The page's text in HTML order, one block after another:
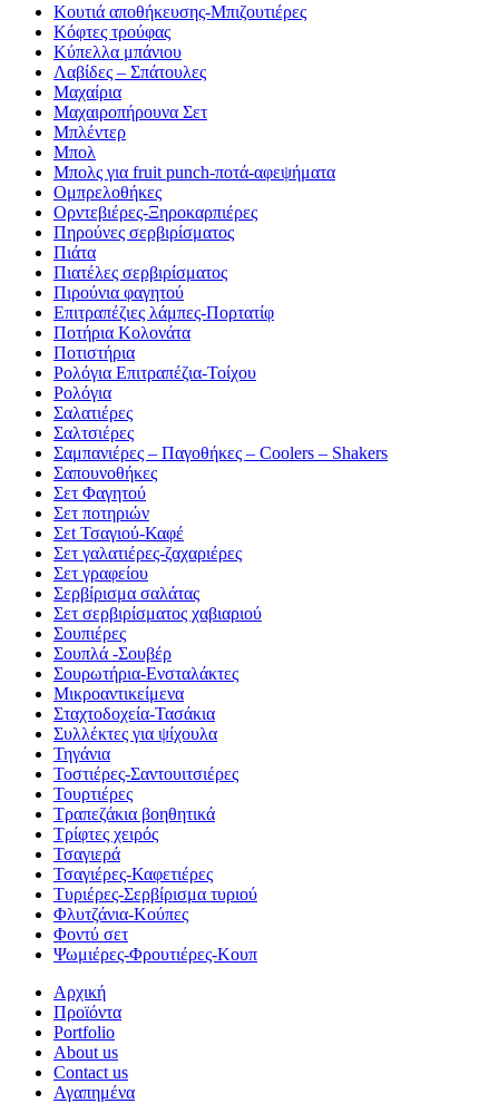
Κουτιά αποθήκευσης-Μπιζουτιέρες
Κόφτες τρούφας
Κύπελλα μπάνιου
Λαβίδες – Σπάτουλες
Μαχαίρια
Μαχαιροπήρουνα Σετ
Μπλέντερ
Μπολ
Μπολς για fruit punch-ποτά-αφεψήματα
Ομπρελοθήκες
Ορντεβιέρες-Ξηροκαρπιέρες
Πηρούνες σερβιρίσματος
Πιάτα
Πιατέλες σερβιρίσματος
Πιρούνια φαγητού
Επιτραπέζιες λάμπες-Πορτατίφ
Ποτήρια Κολονάτα
Ποτιστήρια
Ρολόγια Επιτραπέζια-Τοίχου
Ρολόγια
Σαλατιέρες
Σαλτσιέρες
Σαμπανιέρες – Παγοθήκες – Coolers – Shakers
Σαπουνοθήκες
Σετ Φαγητού
Σετ ποτηριών
Σεt Τσαγιού-Καφέ
Σετ γαλατιέρες-ζαχαριέρες
Σετ γραφείου
Σερβίρισμα σαλάτας
Σετ σερβιρίσματος χαβιαριού
Σουπιέρες
Σουπλά -Σουβέρ
Σουρωτήρια-Ενσταλάκτες
Μικροαντικείμενα
Σταχτοδοχεία-Τασάκια
Συλλέκτες για ψίχουλα
Τηγάνια
Τοστιέρες-Σαντουιτσιέρες
Τουρτιέρες
Τραπεζάκια βοηθητικά
Τρίφτες χειρός
Τσαγιερά
Τσαγιέρες-Καφετιέρες
Τυριέρες-Σερβίρισμα τυριού
Φλυτζάνια-Κούπες
Φοντύ σετ
Ψωμιέρες-Φρουτιέρες-Κουπ
Αρχική
Προϊόντα
Portfolio
About us
Contact us
Αγαπημένα